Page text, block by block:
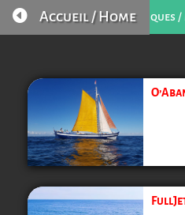
Loisirs Nautiques /
 Accueil / Home